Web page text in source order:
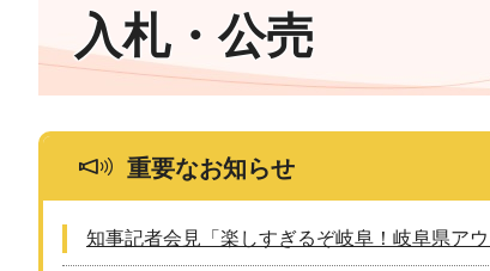
入札・公売
重要なお知らせ
知事記者会見「楽しすぎるぞ岐阜！岐阜県ア